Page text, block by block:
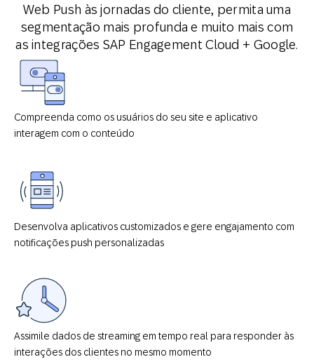
Web Push às jornadas do cliente, permita uma
segmentação mais profunda e muito mais com
as integrações SAP Engagement Cloud + Google.
Compreenda como os usuários do seu site e aplicativo
interagem com o conteúdo
Desenvolva aplicativos customizados e gere engajamento com
notificações push personalizadas
Assimile dados de streaming em tempo real para responder às
interações dos clientes no mesmo momento